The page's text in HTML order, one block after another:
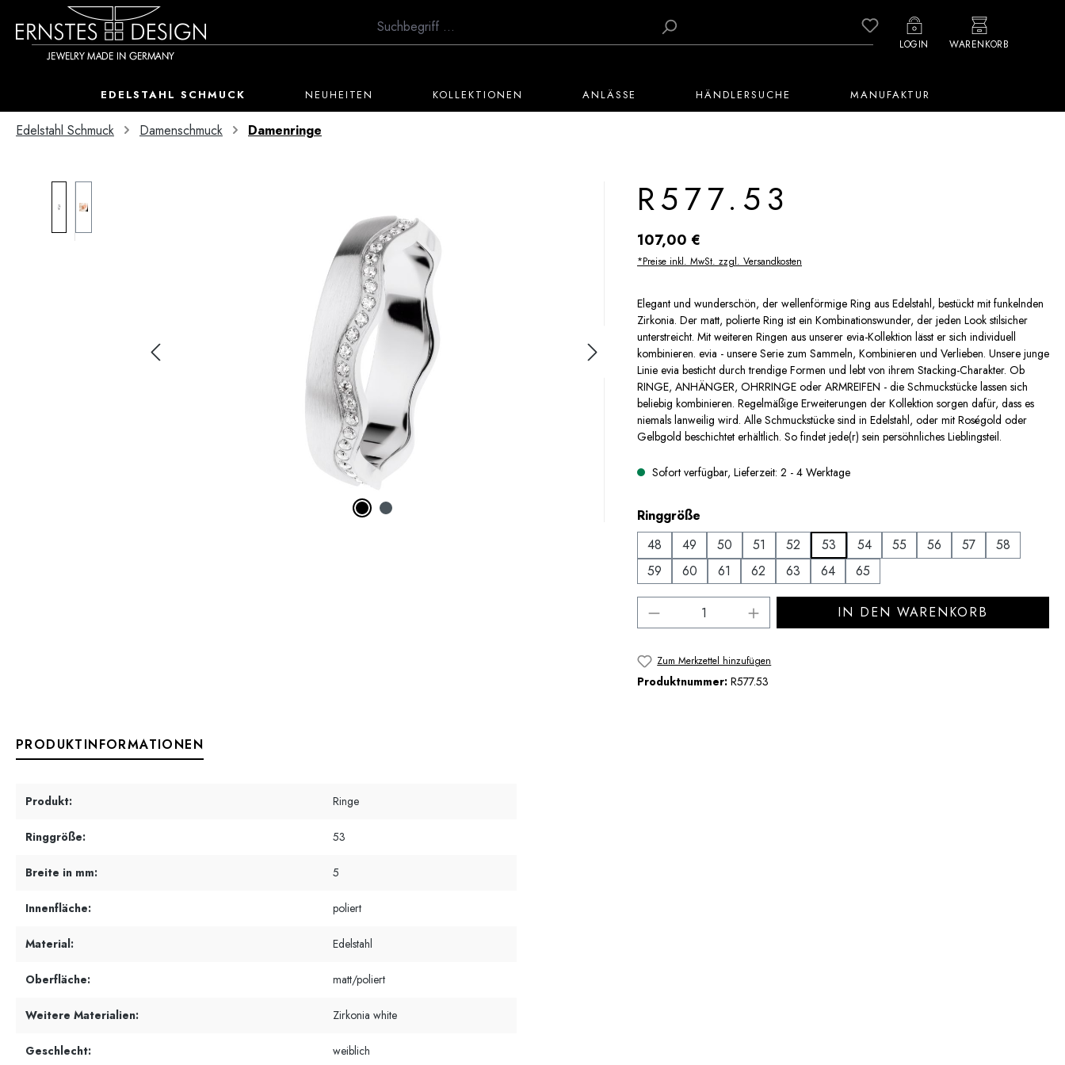
Hauptinhalt springen
Zur Suche springen
Zur Hauptnavigation springen Du hast 0 Produkte auf dem
LOGIN WARENKORB
EDELSTAHL SCHMUCK NEUHEITEN KOLLEKTIONEN ANLÄSSE HÄNDLERSUCHE MANUFAKTUR
Edelstahl Schmuck Damenschmuck Damenringe
R577.53
Regulärer Preis:
107,00 €
*Preise inkl. MwSt. zzgl. Versandkosten
Elegant und wunderschön, der wellenförmige Ring aus Edelstahl, bestückt mit funkelnden
Zirkonia. Der matt, polierte Ring ist ein Kombinationswunder, der jeden Look stilsicher
unterstreicht. Mit weiteren Ringen aus unserer evia-Kollektion lässt er sich individuell
kombinieren. evia - unsere Serie zum Sammeln, Kombinieren und Verlieben. Unsere junge
Linie evia besticht durch trendige Formen und lebt von ihrem Stacking-Charakter. Ob
RINGE, ANHÄNGER, OHRRINGE oder ARMREIFEN - die Schmuckstücke lassen sich
beliebig kombinieren. Regelmäßige Erweiterungen der Kollektion sorgen dafür, dass es
niemals lanweilig wird. Alle Schmuckstücke sind in Edelstahl, oder mit Roségold oder
Gelbgold beschichtet erhältlich. So findet jede(r) sein persöhnliches Lieblingsteil.
Sofort verfügbar, Lieferzeit: 2 - 4 Werktage
Ringgröße
48
49 50 51 52 53 54 55 56 57
58
59
60 61 62 63 64 65
Produkt Anzahl: Gib den gewünschten Wert ein
IN DEN WARENKORB
Zum Merkzettel hinzufügen
Produktnummer: R577.53
PRODUKTINFORMATIONEN
Produkt: Ringe
Ringgröße: 53
Breite in mm: 5
Innenfläche: poliert
Material: Edelstahl
Oberfläche: matt/poliert
Weitere Materialien: Zirkonia white
Geschlecht: weiblich